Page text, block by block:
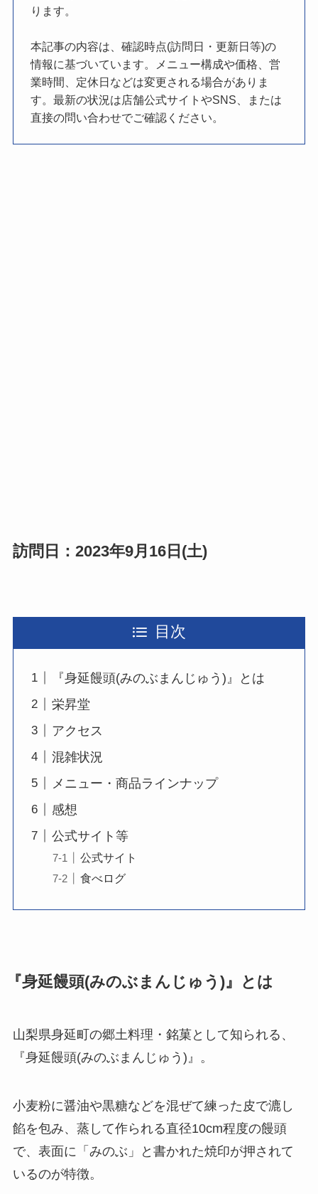
ります。
本記事の内容は、確認時点(訪問日・更新日等)の
情報に基づいています。メニュー構成や価格、営
業時間、定休日などは変更される場合がありま
す。最新の状況は店舗公式サイトやSNS、または
直接の問い合わせでご確認ください。
訪問日：2023年9月16日(土)
目次
『身延饅頭(みのぶまんじゅう)』とは
栄昇堂
アクセス
混雑状況
メニュー・商品ラインナップ
感想
公式サイト等
公式サイト
食べログ
『身延饅頭(みのぶまんじゅう)』とは
山梨県身延町の郷土料理・銘菓として知られる、
『身延饅頭(みのぶまんじゅう)』。
小麦粉に醤油や黒糖などを混ぜて練った皮で漉し
餡を包み、蒸して作られる直径10cm程度の饅頭
で、表面に「みのぶ」と書かれた焼印が押されて
いるのが特徴。